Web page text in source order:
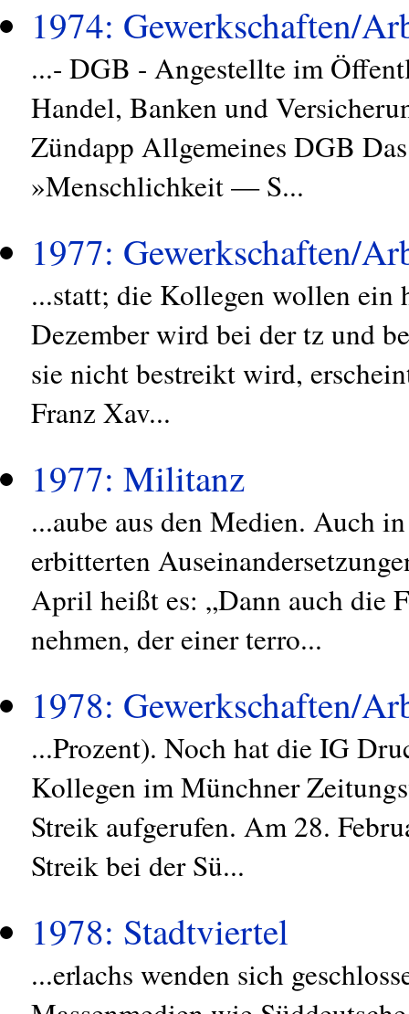
1974: Gewerkschaften/
...- DGB - Angestellte im
Handel, Banken und
Zündapp Allgemeines DGB
»Menschlichkeit — S...
1977: Gewerkschaften/
...statt; die Kollegen wollen ein
Dezember wird bei der tz und
sie nicht bestreikt wird,
Franz Xav...
1977: Militanz
...aube aus den Medien. Auch
erbitterten
April heißt es: „Dann auch die
nehmen, der einer terro...
1978: Gewerkschaften/
...Prozent). Noch hat die IG
Kollegen im Münchner
Streik aufgerufen. Am 28.
Streik bei der Sü...
1978: Stadtviertel
...erlachs wenden sich